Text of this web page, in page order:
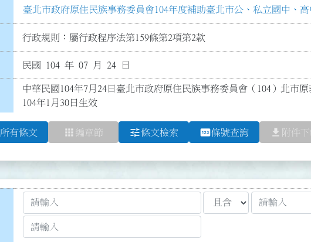
臺北市政府原住民族事務委員會104年度補助臺北市公、私立國中、
行政規則：屬行政程序法第159條第2項第2款
民國 104 年 07 月 24 日
中華民國104年7月24日臺北市政府原住民族事務委員會（104）北市
104年1月30日生效
所有條文 apps 編章節 tune條文檢索 pin條號查詢 file_download 附件